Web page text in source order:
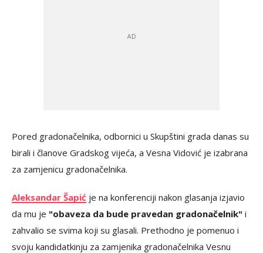
Pored gradonačelnika, odbornici u Skupštini grada danas su
birali i članove Gradskog vijeća, a Vesna Vidović je izabrana
za zamjenicu gradonačelnika.
Aleksandar Šapić je na konferenciji nakon glasanja izjavio
da mu je "obaveza da bude pravedan gradonačelnik" i
zahvalio se svima koji su glasali. Prethodno je pomenuo i
svoju kandidatkinju za zamjenika gradonačelnika Vesnu